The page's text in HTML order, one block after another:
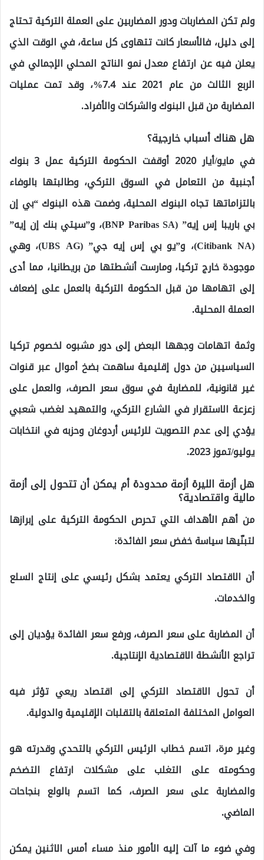
ولم تكن المضاربات ودور المضاربين على العملة التركية تحتاج
إلى دليل، فالأسعار كانت تتهاوى كل ساعة، في الوقت الذي
يعلن فيه عن ارتفاع معدل نمو الناتج المحلي الإجمالي في
الربع الثالث من عام 2021 عند 7.4%، وقد تمت عمليات
المضاربة من قبل البنوك والشركات والأفراد.
هل هناك أسباب خارجية؟
في مايو/أيار 2020 أوقفت الحكومة التركية عمل 3 بنوك
أجنبية من التعامل في السوق التركي، وطالبتها بالوفاء
بالتزاماتها تجاه البنوك المحلية، وضمت هذه البنوك “بي إن
بي باريبا إس إيه” (BNP Paribas SA)، و”سيتي بنك إن إيه”
(Citibank NA)، و”يو بي إس إيه جي” (UBS AG)، وهي
موجودة خارج تركيا، ومارست أنشطتها من بريطانيا، مما أدى
إلى اتهامها من قبل الحكومة التركية بالعمل على إضعاف
العملة المحلية.
وثمة اتهامات وجهها البعض إلى دور مشبوه لخصوم تركيا
السياسيين من دول إقليمية ساهمت بضخ أموال عبر قنوات
غير قانونية، للمضاربة في سوق سعر الصرف، والعمل على
زعزعة الاستقرار في الشارع التركي، والتمهيد لغضب شعبي
يؤدي إلى عدم التصويت للرئيس أردوغان وحزبه في انتخابات
يوليو/تموز 2023.
هل أزمة الليرة أزمة محدودة أم يمكن أن تتحول إلى أزمة
مالية واقتصادية؟
من أهم الأهداف التي تحرص الحكومة التركية على إبرازها
لتبنّيها سياسة خفض سعر الفائدة:
أن الاقتصاد التركي يعتمد بشكل رئيسي على إنتاج السلع
والخدمات.
أن المضاربة على سعر الصرف، ورفع سعر الفائدة يؤديان إلى
تراجع الأنشطة الاقتصادية الإنتاجية.
أن تحول الاقتصاد التركي إلى اقتصاد ريعي تؤثر فيه
العوامل المختلفة المتعلقة بالتقلبات الإقليمية والدولية.
وغير مرة، اتسم خطاب الرئيس التركي بالتحدي وقدرته هو
وحكومته على التغلب على مشكلات ارتفاع التضخم
والمضاربة على سعر الصرف، كما اتسم بالولع بنجاحات
الماضي.
وفي ضوء ما آلت إليه الأمور منذ مساء أمس الاثنين يمكن